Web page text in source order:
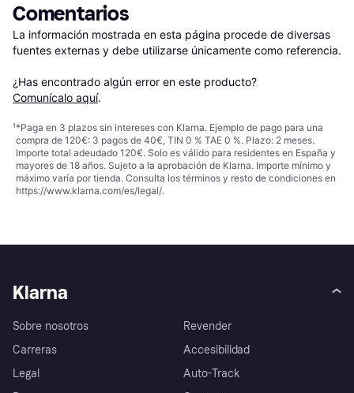
Comentarios
La información mostrada en esta página procede de diversas
fuentes externas y debe utilizarse únicamente como referencia.
¿Has encontrado algún error en este producto?
Comunícalo aquí.
¹*Paga en 3 plazos sin intereses con Klarna. Ejemplo de pago para una
compra de 120€: 3 pagos de 40€, TIN 0 % TAE 0 %. Plazo: 2 meses.
Importe total adeudado 120€. Solo es válido para residentes en España y
mayores de 18 años. Sujeto a la aprobación de Klarna. Importe mínimo y
máximo varía por tienda. Consulta los términos y resto de condiciones en
https://www.klarna.com/es/legal/.
Klarna
Sobre nosotros
Carreras
Legal
Revender
Accesibilidad
Auto-Track